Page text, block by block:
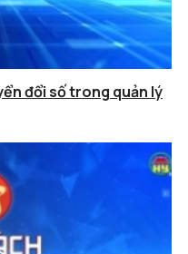
đổi số trong quản lý